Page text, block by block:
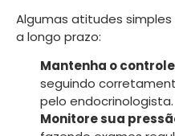
Algumas atitudes
a longo prazo:
Mantenha o
seguindo
pelo endocrinologista.
Monitore sua